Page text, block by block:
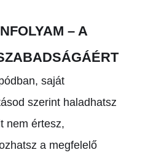
– A
saját
szerint haladhatsz
nem értesz,
a megfelelő